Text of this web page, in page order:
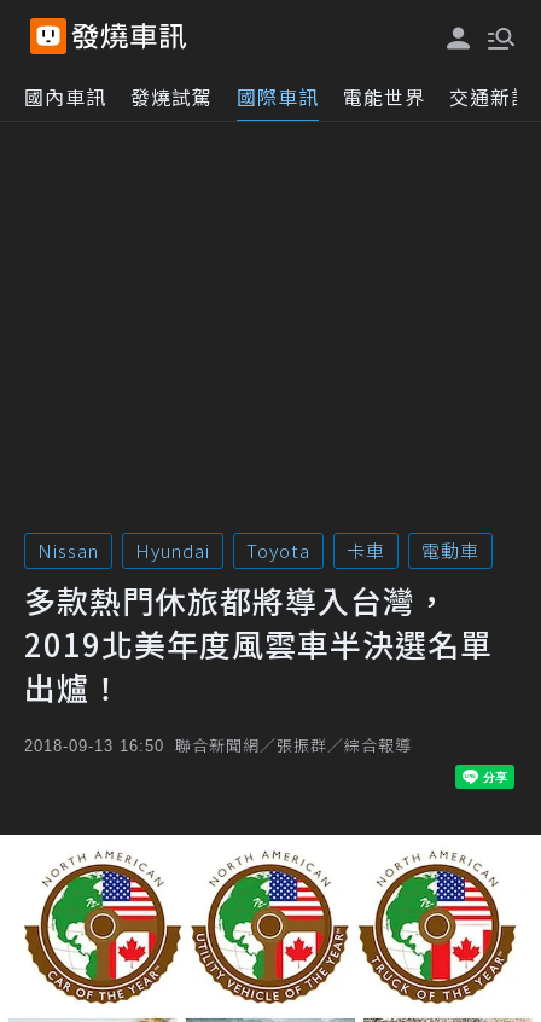
國內車訊 發燒試駕 國際車訊 電能世界 交通新訊
Nissan Hyundai Toyota 卡車 電動車
多款熱門休旅都將導入台灣，
2019北美年度風雲車半決選名單
出爐！
2018-09-13 16:50 聯合新聞網／張振群／綜合報導